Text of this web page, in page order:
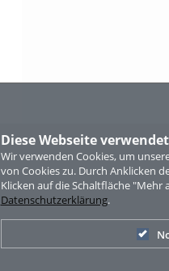
Diese Webseite
Wir verwenden Cookies, um
von Cookies zu. Durch Anklicken
Klicken auf die Schaltfläche
Datenschutzerklärung.